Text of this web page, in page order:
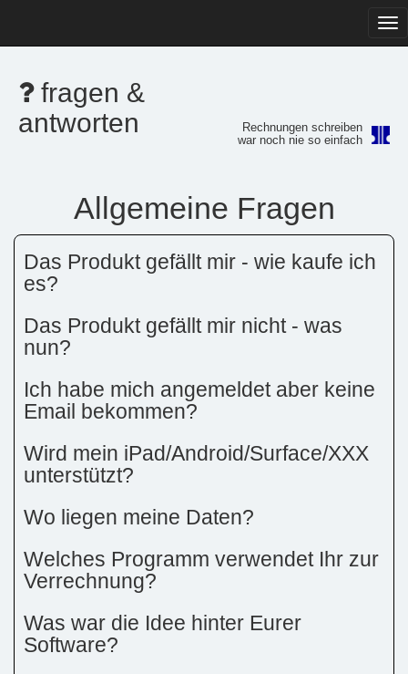
fragen &
antworten
Rechnungen schreiben
war noch nie so einfach
Allgemeine Fragen
Das Produkt gefällt mir - wie kaufe ich
es?
Das Produkt gefällt mir nicht - was
nun?
Ich habe mich angemeldet aber keine
Email bekommen?
Wird mein iPad/Android/Surface/XXX
unterstützt?
Wo liegen meine Daten?
Welches Programm verwendet Ihr zur
Verrechnung?
Was war die Idee hinter Eurer
Software?